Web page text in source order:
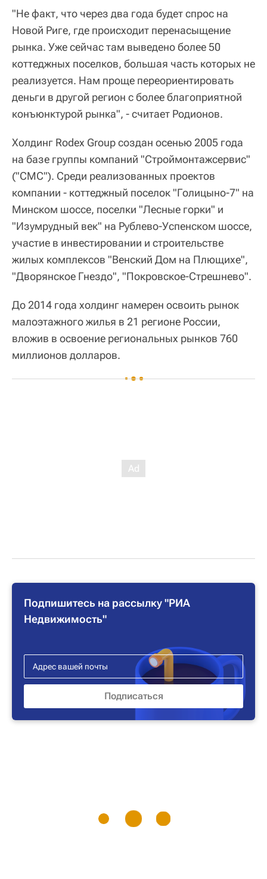
"Не факт, что через два года будет спрос на
Новой Риге, где происходит перенасыщение
рынка. Уже сейчас там выведено более 50
коттеджных поселков, большая часть которых не
реализуется. Нам проще переориентировать
деньги в другой регион с более благоприятной
конъюнктурой рынка", - считает Родионов.
Холдинг Rodex Group создан осенью 2005 года
на базе группы компаний "Строймонтажсервис"
("СМС"). Среди реализованных проектов
компании - коттеджный поселок "Голицыно-7" на
Минском шоссе, поселки "Лесные горки" и
"Изумрудный век" на Рублево-Успенском шоссе,
участие в инвестировании и строительстве
жилых комплексов "Венский Дом на Плющихе",
"Дворянское Гнездо", "Покровское-Стрешнево".
До 2014 года холдинг намерен освоить рынок
малоэтажного жилья в 21 регионе России,
вложив в освоение региональных рынков 760
миллионов долларов.
Подпишитесь на рассылку "РИА
Недвижимость"